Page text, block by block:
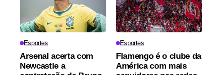
Esportes
Arsenal acerta com
Newcastle a
Esportes
Flamengo é o clube da
América com mais